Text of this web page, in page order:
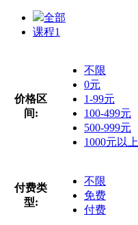
全部
课程1
价格区
间:
不限
0元
1-99元
100-499元
500-999元
1000元以上
付费类
型:
不限
免费
付费